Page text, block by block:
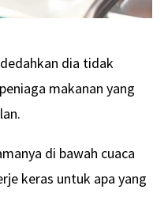
dia tidak
makanan yang
di bawah cuaca
keras untuk apa yang